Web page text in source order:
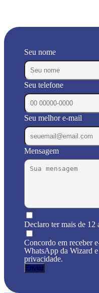
Seu nome
Seu telefone
Seu melhor e-mail
Mensagem
Declaro ter mais de 12
Concordo em receber
WhatsApp da Wizard
privacidade.